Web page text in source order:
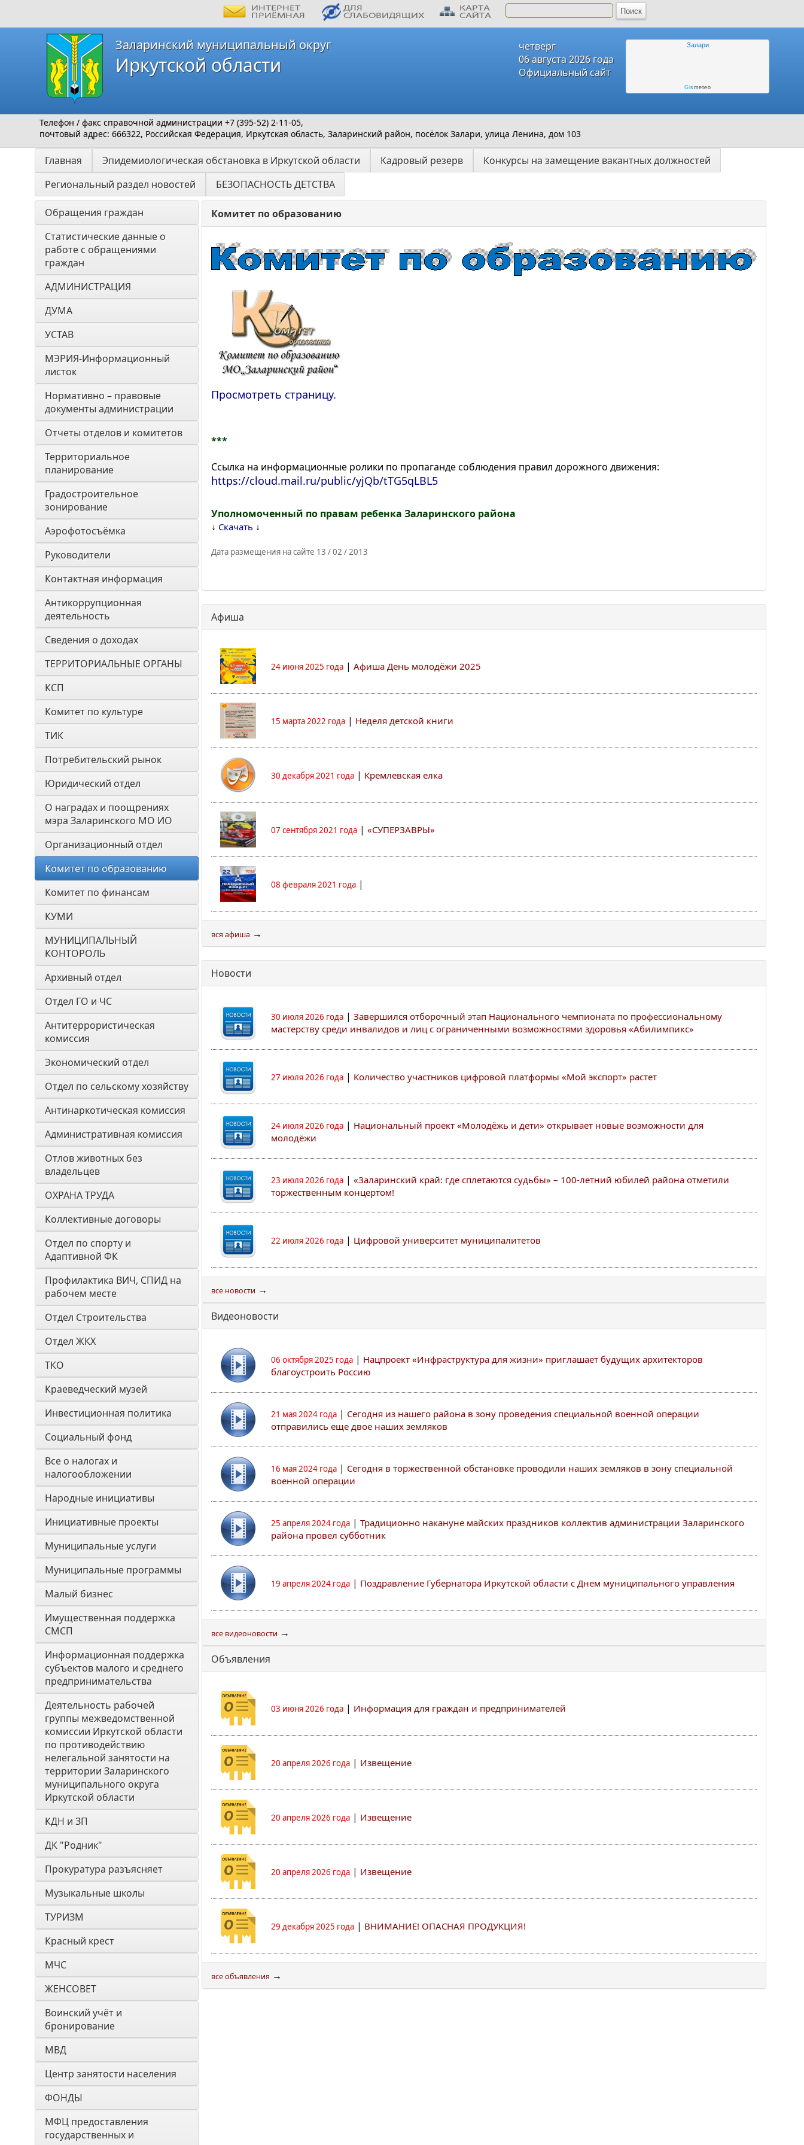
Залари
Gismeteo
четверг
06 августа 2026 года
Официальный сайт
Заларинский муниципальный округ
Иркутской области
Телефон / факс справочной администрации +7 (395-52) 2-11-05,
почтовый адрес: 666322, Российская Федерация, Иркутская область, Заларинский район, посёлок Залари, улица Ленина, дом 103
Главная Эпидемиологическая обстановка в Иркутской области Кадровый резерв
Конкурсы на замещение вакантных должностей
Региональный раздел новостей
БЕЗОПАСНОСТЬ ДЕТСТВА
Обращения граждан
Статистические данные о
работе с обращениями
граждан
АДМИНИСТРАЦИЯ
ДУМА
УСТАВ
МЭРИЯ-Информационный
листок
Нормативно – правовые
документы администрации
Отчеты отделов и комитетов
Территориальное
планирование
Градостроительное
зонирование
Аэрофотосъёмка
Руководители
Контактная информация
Антикоррупционная
деятельность
Сведения о доходах
ТЕРРИТОРИАЛЬНЫЕ ОРГАНЫ
КСП
Комитет по культуре
ТИК
Потребительский рынок
Юридический отдел
О наградах и поощрениях
мэра Заларинского МО ИО
Организационный отдел
Комитет по образованию
Комитет по финансам
КУМИ
МУНИЦИПАЛЬНЫЙ
КОНТОРОЛЬ
Архивный отдел
Отдел ГО и ЧС
Антитеррористическая
комиссия
Экономический отдел
Отдел по сельскому хозяйству
Антинаркотическая комиссия
Административная комиссия
Отлов животных без
владельцев
ОХРАНА ТРУДА
Коллективные договоры
Отдел по спорту и
Адаптивной ФК
Профилактика ВИЧ, СПИД на
рабочем месте
Отдел Строительства
Отдел ЖКХ
ТКО
Краеведческий музей
Инвестиционная политика
Социальный фонд
Все о налогах и
налогообложении
Народные инициативы
Инициативные проекты
Муниципальные услуги
Муниципальные программы
Малый бизнес
Имущественная поддержка
СМСП
Информационная поддержка
субъектов малого и среднего
предпринимательства
Деятельность рабочей
группы межведомственной
комиссии Иркутской области
по противодействию
нелегальной занятости на
территории Заларинского
муниципального округа
Иркутской области
КДН и ЗП
ДК "Родник"
Прокуратура разъясняет
Музыкальные школы
ТУРИЗМ
Красный крест
МЧС
ЖЕНСОВЕТ
Воинский учёт и
бронирование
МВД
Центр занятости населения
ФОНДЫ
МФЦ предоставления
государственных и
Комитет по образованию
Просмотреть страницу.
***
Ссылка на информационные ролики по пропаганде соблюдения правил дорожного движения:
https://cloud.mail.ru/public/yjQb/tTG5qLBL5
Уполномоченный по правам ребенка Заларинского района
↓ Скачать ↓
Дата размещения на сайте 13 / 02 / 2013
Афиша
24 июня 2025 года | Афиша День молодёжи 2025
15 марта 2022 года | Неделя детской книги
30 декабря 2021 года | Кремлевская елка
07 сентября 2021 года | «СУПЕРЗАВРЫ»
08 февраля 2021 года |
вся афиша →
Новости
30 июля 2026 года | Завершился отборочный этап Национального чемпионата по профессиональному
мастерству среди инвалидов и лиц с ограниченными возможностями здоровья «Абилимпикс»
27 июля 2026 года | Количество участников цифровой платформы «Мой экспорт» растет
24 июля 2026 года | Национальный проект «Молодёжь и дети» открывает новые возможности для
молодёжи
23 июля 2026 года | «Заларинский край: где сплетаются судьбы» – 100-летний юбилей района отметили
торжественным концертом!
22 июля 2026 года | Цифровой университет муниципалитетов
все новости →
Видеоновости
06 октября 2025 года | Нацпроект «Инфраструктура для жизни» приглашает будущих архитекторов
благоустроить Россию
21 мая 2024 года | Сегодня из нашего района в зону проведения специальной военной операции
отправились еще двое наших земляков
16 мая 2024 года | Сегодня в торжественной обстановке проводили наших земляков в зону специальной
военной операции
25 апреля 2024 года | Традиционно накануне майских праздников коллектив администрации Заларинского
района провел субботник
19 апреля 2024 года | Поздравление Губернатора Иркутской области с Днем муниципального управления
все видеоновости →
Объявления
03 июня 2026 года | Информация для граждан и предпринимателей
20 апреля 2026 года | Извещение
20 апреля 2026 года | Извещение
20 апреля 2026 года | Извещение
29 декабря 2025 года | ВНИМАНИЕ! ОПАСНАЯ ПРОДУКЦИЯ!
все объявления →